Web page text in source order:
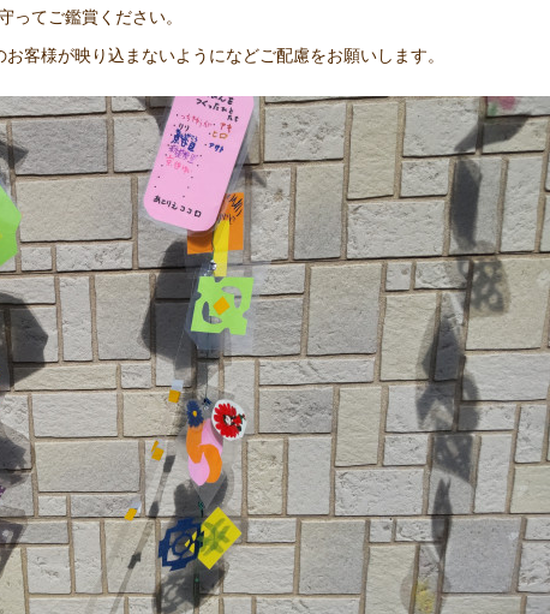
てご鑑賞ください。
客様が映り込まないようになどご配慮をお願いします。